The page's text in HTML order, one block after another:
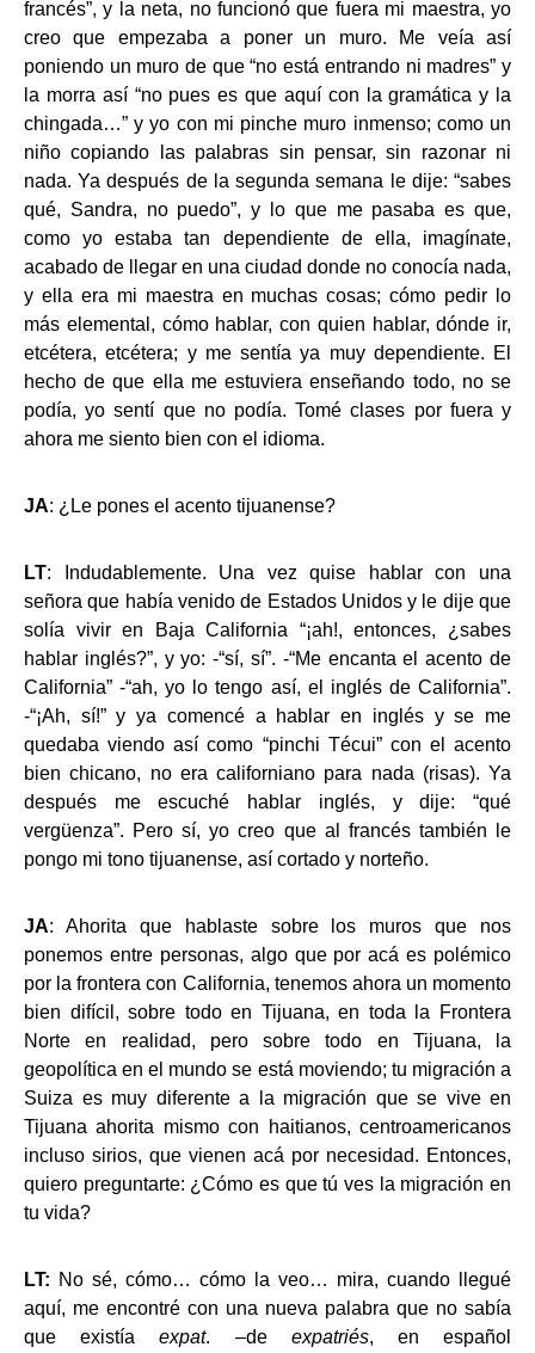
francés”, y la neta, no funcionó que fuera mi maestra, yo
creo que empezaba a poner un muro. Me veía así
poniendo un muro de que “no está entrando ni madres” y
la morra así “no pues es que aquí con la gramática y la
chingada…” y yo con mi pinche muro inmenso; como un
niño copiando las palabras sin pensar, sin razonar ni
nada. Ya después de la segunda semana le dije: “sabes
qué, Sandra, no puedo”, y lo que me pasaba es que,
como yo estaba tan dependiente de ella, imagínate,
acabado de llegar en una ciudad donde no conocía nada,
y ella era mi maestra en muchas cosas; cómo pedir lo
más elemental, cómo hablar, con quien hablar, dónde ir,
etcétera, etcétera; y me sentía ya muy dependiente. El
hecho de que ella me estuviera enseñando todo, no se
podía, yo sentí que no podía. Tomé clases por fuera y
ahora me siento bien con el idioma.
JA: ¿Le pones el acento tijuanense?
LT: Indudablemente. Una vez quise hablar con una
señora que había venido de Estados Unidos y le dije que
solía vivir en Baja California “¡ah!, entonces, ¿sabes
hablar inglés?”, y yo: -“sí, sí”. -“Me encanta el acento de
California” -“ah, yo lo tengo así, el inglés de California”.
-“¡Ah, sí!” y ya comencé a hablar en inglés y se me
quedaba viendo así como “pinchi Técui” con el acento
bien chicano, no era californiano para nada (risas). Ya
después me escuché hablar inglés, y dije: “qué
vergüenza”. Pero sí, yo creo que al francés también le
pongo mi tono tijuanense, así cortado y norteño.
JA: Ahorita que hablaste sobre los muros que nos
ponemos entre personas, algo que por acá es polémico
por la frontera con California, tenemos ahora un momento
bien difícil, sobre todo en Tijuana, en toda la Frontera
Norte en realidad, pero sobre todo en Tijuana, la
geopolítica en el mundo se está moviendo; tu migración a
Suiza es muy diferente a la migración que se vive en
Tijuana ahorita mismo con haitianos, centroamericanos
incluso sirios, que vienen acá por necesidad. Entonces,
quiero preguntarte: ¿Cómo es que tú ves la migración en
tu vida?
LT: No sé, cómo… cómo la veo… mira, cuando llegué
aquí, me encontré con una nueva palabra que no sabía
que existíaexpat. –de expatriés, en español